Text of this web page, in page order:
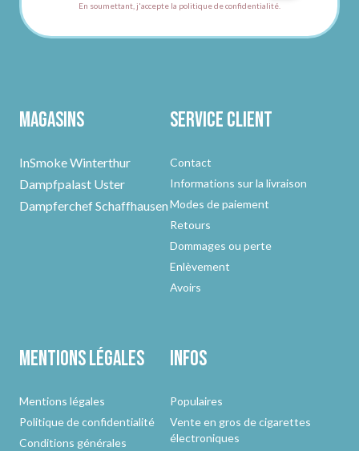
En soumettant, j'accepte la politique de confidentialité.
Magasins
InSmoke Winterthur
Dampfpalast Uster
Dampferchef Schaffhausen
Service client
Contact
Informations sur la livraison
Modes de paiement
Retours
Dommages ou perte
Enlèvement
Avoirs
Mentions légales
Mentions légales
Politique de confidentialité
Conditions générales
Infos
Populaires
Vente en gros de cigarettes
électroniques